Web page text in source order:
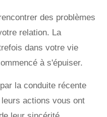
des problèmes
relation. La
dans votre vie
à s'épuiser.
la conduite récente
actions vous ont